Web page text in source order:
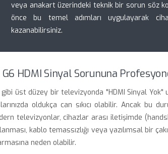
veya anakart üzerindeki teknik bir sorun söz
önce bu temel adımları uygulayarak
kazanabilirsiniz.
G6 HDMI Sinyal Sorununa
gibi üst düzey bir televizyonda "HDMI Sinyal
oldukça can sıkıcı olabilir. Ancak bu
televizyonlar, cihazlar arası iletişimde
kablo temassızlığı veya yazılımsal bir
neden olabilir.